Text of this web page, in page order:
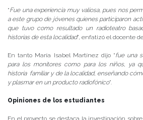
“Fue una experiencia muy valiosa, pues nos
a este grupo de jóvenes quienes participaron
que tuvo como resultado un radioteatro
historias de esta localidad”, enfatizó el docente
En tanto María Isabel Martínez dijo “fue una
para los monitores como para los niños, ya
historia familiar y de la localidad, enseñando
y plasmar en un producto radiofónico”.
Opiniones de los estudiantes
En el proyecto se destaca la investigación